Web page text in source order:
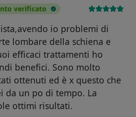
verificato
io problemi di
lombare della schiena e
efficaci trattamenti ho
benefici. Sono molto
ottenuti ed è x questo che
da un po di tempo. La
ottimi risultati.